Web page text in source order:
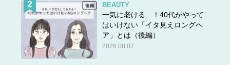
BEAUTY
一気に老ける…！40代がやって
はいけない「イタ見えロングヘ
ア」とは（後編）
2026.08.07